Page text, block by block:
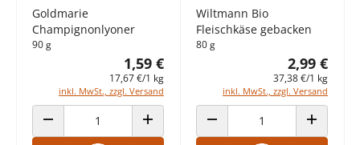
Goldmarie
Champignonlyoner
90 g
1,59 €
17,67 €/1 kg
inkl. MwSt., zzgl. Versand
ANZAHL VERRINGERN ANZAHL ERHÖHEN
Wiltmann Bio
Fleischkäse gebacken
80 g
2,99 €
37,38 €/1 kg
inkl. MwSt., zzgl. Versand
ANZAHL VERRINGERN ANZAHL